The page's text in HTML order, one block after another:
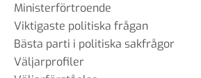
Ministerförtroende
Viktigaste politiska frågan
Bästa parti i politiska sakfrågor
Väljarprofiler